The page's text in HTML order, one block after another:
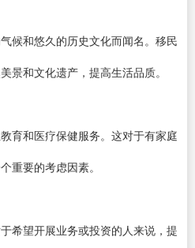
候和悠久的历史文化而闻名。移民
景和文化遗产，提高生活品质。
育和医疗保健服务。这对于有家庭
重要的考虑因素。
希望开展业务或投资的人来说，提